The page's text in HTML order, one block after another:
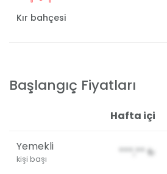
Kır bahçesi
Başlangıç Fiyatları
Hafta içi
Yemekli
kişi başı
***,** ₺